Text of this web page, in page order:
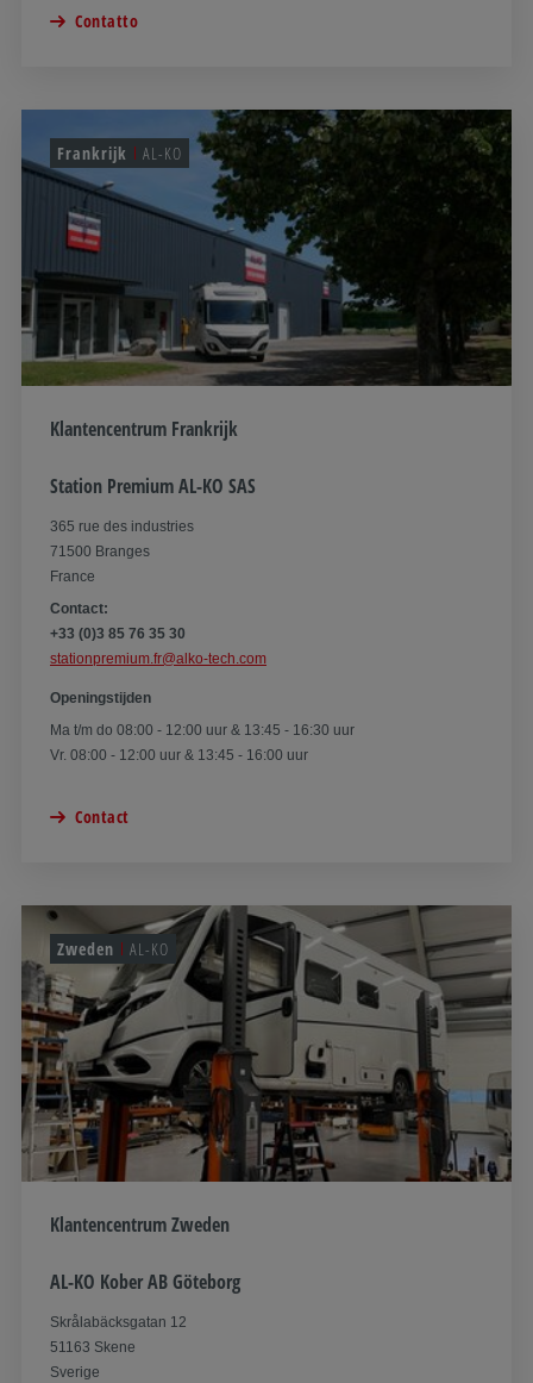
Contatto
Frankrijk AL-KO
Klantencentrum Frankrijk
Station Premium AL-KO SAS
365 rue des industries
71500 Branges
France
Contact:
+33 (0)3 85 76 35 30
stationpremium.fr@alko-tech.com
Openingstijden
Ma t/m do 08:00 - 12:00 uur & 13:45 - 16:30 uur
Vr. 08:00 - 12:00 uur & 13:45 - 16:00 uur
Contact
Zweden AL-KO
Klantencentrum Zweden
AL-KO Kober AB Göteborg
Skrålabäcksgatan 12
51163 Skene
Sverige